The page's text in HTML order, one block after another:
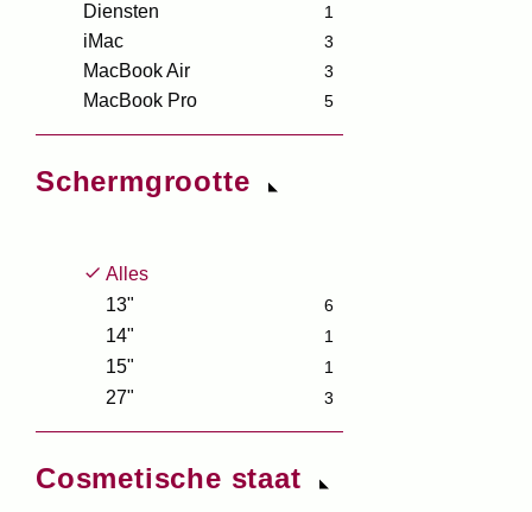
Diensten
1
iMac 3
MacBook Air 3
MacBook Pro 5
Schermgrootte
Alles
13"
6
14" 1
15" 1
27" 3
Cosmetische staat